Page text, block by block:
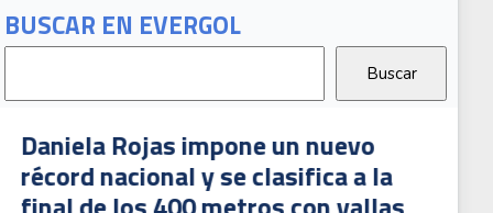
BUSCAR EN EVERGOL
impone un nuevo
y se clasifica a la
Gerald
de los 400